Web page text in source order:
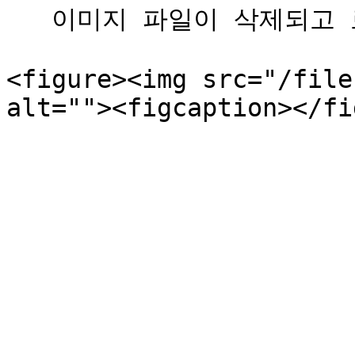
<figure><img src="/files/